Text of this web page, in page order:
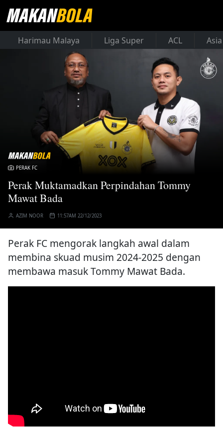
Harimau Malaya Liga Super ACL
PERAK FC
Perak Muktamadkan Perpindahan Tommy
Mawat Bada
AZIM NOOR 11:57AM 22/12/2023
Perak FC mengorak langkah awal dalam
membina skuad musim 2024-2025 dengan
membawa masuk Tommy Mawat Bada.